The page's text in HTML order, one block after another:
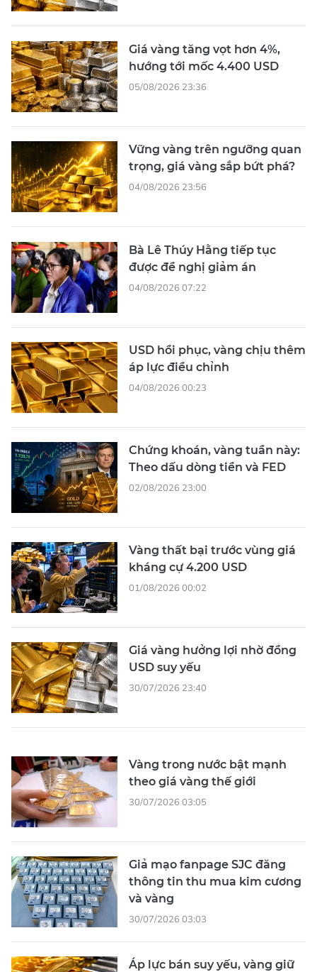
Giá vàng tăng vọt hơn 4%,
hướng tới mốc 4.400 USD
05/08/2026 23:36
Vững vàng trên ngưỡng quan
trọng, giá vàng sắp bứt phá?
04/08/2026 23:56
Bà Lê Thúy Hằng tiếp tục
được đề nghị giảm án
04/08/2026 07:22
USD hồi phục, vàng chịu thêm
áp lực điều chỉnh
04/08/2026 00:23
Chứng khoán, vàng tuần này:
Theo dấu dòng tiền và FED
02/08/2026 23:00
Vàng thất bại trước vùng giá
kháng cự 4.200 USD
01/08/2026 00:02
Giá vàng hưởng lợi nhờ đồng
USD suy yếu
30/07/2026 23:40
Vàng trong nước bật mạnh
theo giá vàng thế giới
30/07/2026 03:05
Giả mạo fanpage SJC đăng
thông tin thu mua kim cương
và vàng
30/07/2026 03:03
Áp lực bán suy yếu, vàng giữ